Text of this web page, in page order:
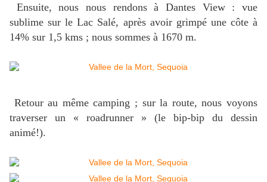
Ensuite, nous nous rendons à Dantes View : vue
sublime sur le Lac Salé, après avoir grimpé une côte à
14% sur 1,5 kms ; nous sommes à 1670 m.
Retour au même camping ; sur la route, nous voyons
traverser un « roadrunner » (le bip-bip du dessin
animé!).